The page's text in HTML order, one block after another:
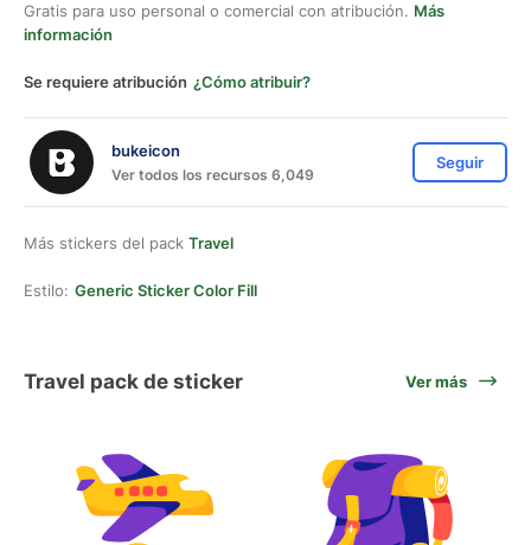
Gratis para uso personal o comercial con atribución. Más
información
Se requiere atribución ¿Cómo atribuir?
bukeicon
Ver todos los recursos 6,049
Seguir
Más stickers del pack Travel
Estilo: Generic Sticker Color Fill
Travel pack de sticker Ver más